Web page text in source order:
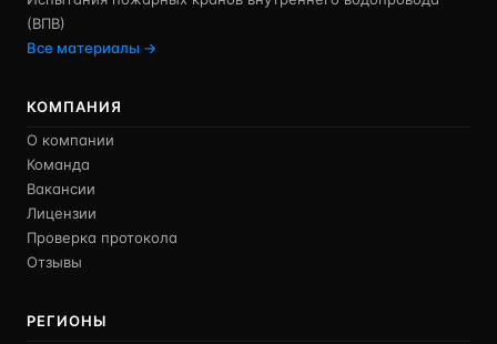
(ВПВ)
Все материалы →
КОМПАНИЯ
О компании
Команда
Вакансии
Лицензии
Проверка протокола
Отзывы
РЕГИОНЫ